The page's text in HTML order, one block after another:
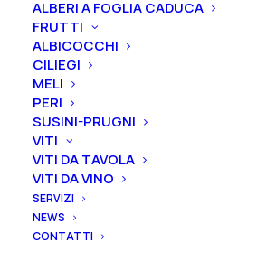
ALBERI A FOGLIA CADUCA
FRUTTI
ALBICOCCHI
CILIEGI
MELI
PERI
SUSINI-PRUGNI
VITI
VITI DA TAVOLA
VITI DA VINO
SERVIZI
NEWS
CONTATTI
Capucci®"
quantità
SKU
Categorie
Rose